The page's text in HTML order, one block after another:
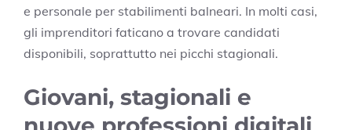
e personale per stabilimenti balneari. In molti casi,
gli imprenditori faticano a trovare candidati
disponibili, soprattutto nei picchi stagionali.
Giovani, stagionali e